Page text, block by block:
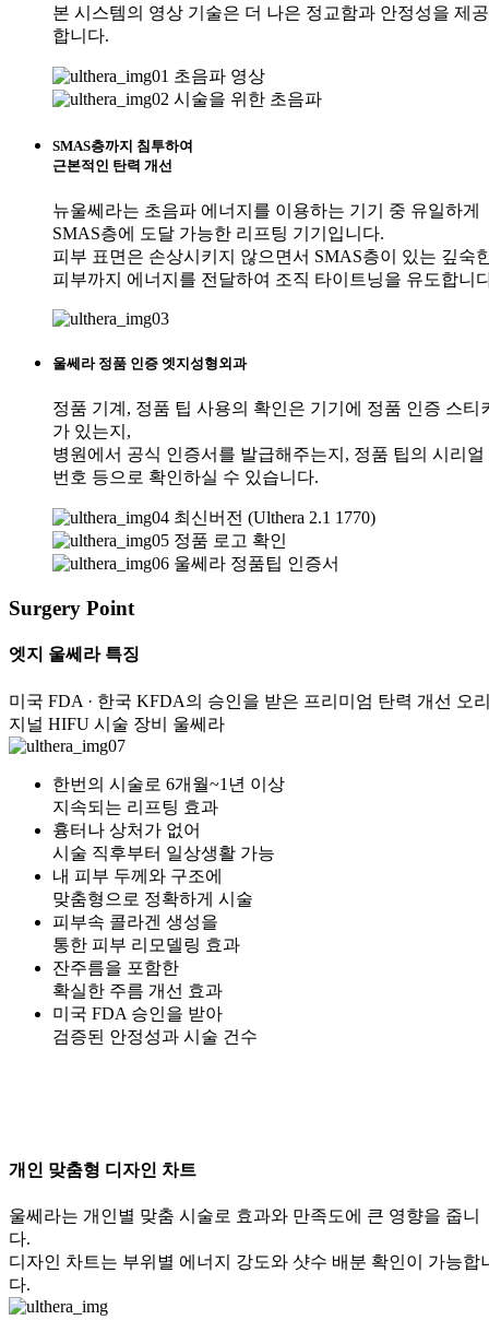
본 시스템의 영상 기술은 더 나은 정교함과 안정성을 제공
합니다.
초음파 영상
시술을 위한 초음파
SMAS층까지 침투하여
근본적인 탄력 개선
뉴울쎄라는 초음파 에너지를 이용하는 기기 중 유일하게
SMAS층에 도달 가능한 리프팅 기기입니다.
피부 표면은 손상시키지 않으면서 SMAS층이 있는 깊숙
피부까지 에너지를 전달하여 조직 타이트닝을 유도합니
울쎄라 정품 인증 엣지성형외과
정품 기계, 정품 팁 사용의 확인은 기기에 정품 인증 스티
가 있는지,
병원에서 공식 인증서를 발급해주는지, 정품 팁의 시리얼
번호 등으로 확인하실 수 있습니다.
최신버전 (Ulthera 2.1 1770)
정품 로고 확인
울쎄라 정품팁 인증서
Surgery Point
엣지 울쎄라 특징
미국 FDA · 한국 KFDA의 승인을 받은 프리미엄 탄력 개선 오
지널 HIFU 시술 장비 울쎄라
한번의 시술로 6개월~1년 이상
지속되는 리프팅 효과
흉터나 상처가 없어
시술 직후부터 일상생활 가능
내 피부 두께와 구조에
맞춤형으로 정확하게 시술
피부속 콜라겐 생성을
통한 피부 리모델링 효과
잔주름을 포함한
확실한 주름 개선 효과
미국 FDA 승인을 받아
검증된 안정성과 시술 건수
개인 맞춤형 디자인 차트
울쎄라는 개인별 맞춤 시술로 효과와 만족도에 큰 영향을 줍니
다.
디자인 차트는 부위별 에너지 강도와 샷수 배분 확인이 가능합
다.